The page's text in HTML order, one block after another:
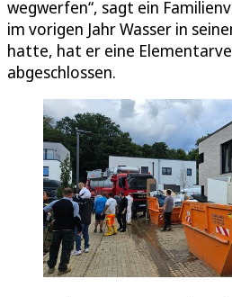
wegwerfen“, sagt ein
im vorigen Jahr Wasser in
hatte, hat er eine
abgeschlossen.